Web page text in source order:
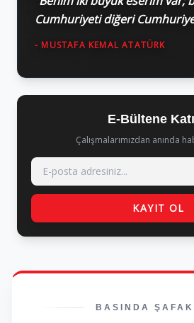
Cumhuriyeti diğeri
- MUSTAFA KEMAL ATATÜRK
E-Bültene
Çalışmalarımızdan anında
KAYIT OL
BASINDA